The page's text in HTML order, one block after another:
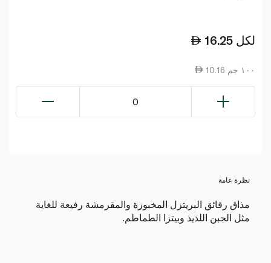
16.25 لكل
10.16 ١٠٠ جم
0
نظرة عامة
مذاق رقائق البريتزل المخبوزة والمقرمشة رفيعة للغاية
مثل الجبن اللذيذ وبيتزا الطماطم.